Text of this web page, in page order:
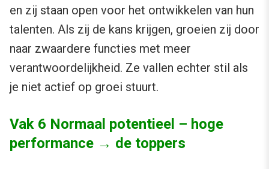
en zij staan open voor het ontwikkelen van hun
talenten. Als zij de kans krijgen, groeien zij door
naar zwaardere functies met meer
verantwoordelijkheid. Ze vallen echter stil als
je niet actief op groei stuurt.
Vak 6 Normaal potentieel – hoge
performance → de toppers